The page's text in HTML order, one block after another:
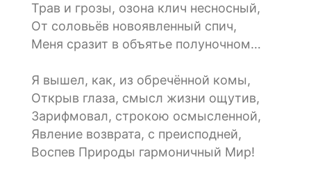
Трав и грозы, озона клич несносный,
От соловьёв новоявленный спич,
Меня сразит в объятье полуночном…
Я вышел, как, из обречённой комы,
Открыв глаза, смысл жизни ощутив,
Зарифмовал, строкою осмысленной,
Явление возврата, с преисподней,
Воспев Природы гармоничный Мир!